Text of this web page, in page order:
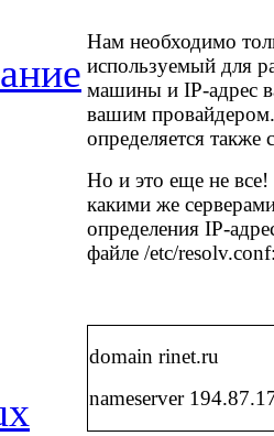
Нам необходимо
используемый для
машины и IP-адрес
вашим
определяется
Но и это еще не все!
какими же
определения IP-
файле /etc/
domain rinet.ru
nameserver